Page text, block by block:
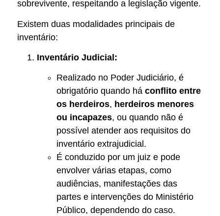
sobrevivente, respeitando a legislação vigente.
Existem duas modalidades principais de
inventário:
Inventário Judicial:
Realizado no Poder Judiciário, é
obrigatório quando há conflito entre
os herdeiros, herdeiros menores
ou incapazes, ou quando não é
possível atender aos requisitos do
inventário extrajudicial.
É conduzido por um juiz e pode
envolver várias etapas, como
audiências, manifestações das
partes e intervenções do Ministério
Público, dependendo do caso.